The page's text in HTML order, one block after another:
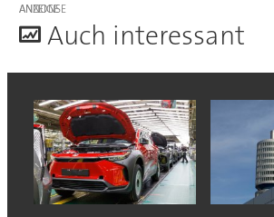
ANZEIGE
Auch interessant